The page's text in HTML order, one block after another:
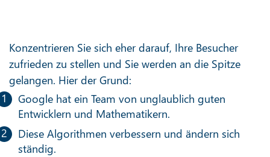
Konzentrieren Sie sich eher darauf, Ihre Besucher
zufrieden zu stellen und Sie werden an die Spitze
gelangen. Hier der Grund:
Google hat ein Team von unglaublich guten
Entwicklern und Mathematikern.
Diese Algorithmen verbessern und ändern sich
ständig.